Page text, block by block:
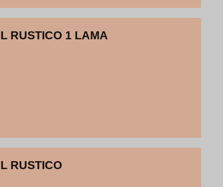
RUSTICO 1 LAMA
RUSTICO